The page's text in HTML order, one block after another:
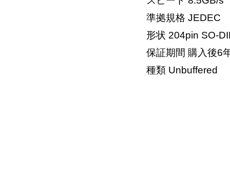
準拠規格 JEDEC
形状 204pin SO-
保証期間 購入後6
種類 Unbuffered